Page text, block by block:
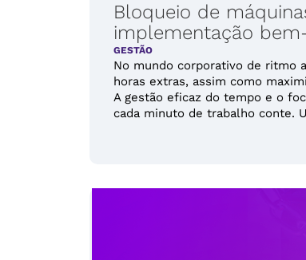
Bloqueio de
implementação
GESTÃO
No mundo corporativo de ritmo
horas extras, assim como
A gestão eficaz do tempo e o
cada minuto de trabalho conte.